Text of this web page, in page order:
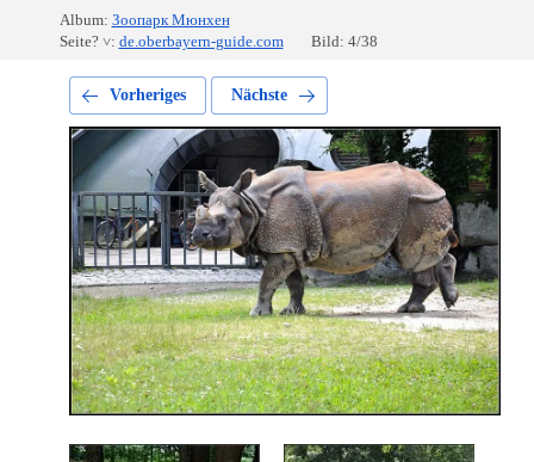
Album: Зоопарк Мюнхен
Seite? ˅: de.oberbayern-guide.com Bild: 4/38
Vorheriges Nächste